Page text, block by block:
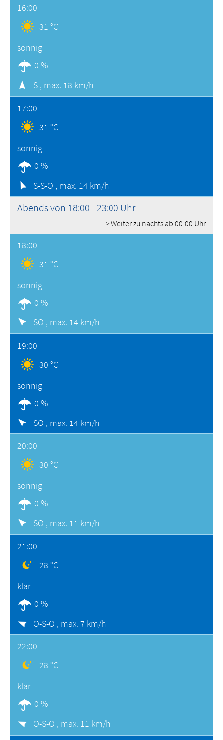
16:00
31 °C
sonnig
0 %
S , max. 18 km/h
17:00
31 °C
sonnig
0 %
S-S-O , max. 14 km/h
Abends von 18:00 - 23:00 Uhr
> Weiter zu nachts ab 00:00 Uhr
18:00
31 °C
sonnig
0 %
SO , max. 14 km/h
19:00
30 °C
sonnig
0 %
SO , max. 14 km/h
20:00
30 °C
sonnig
0 %
SO , max. 11 km/h
21:00
28 °C
klar
0 %
O-S-O , max. 7 km/h
22:00
28 °C
klar
0 %
O-S-O , max. 11 km/h